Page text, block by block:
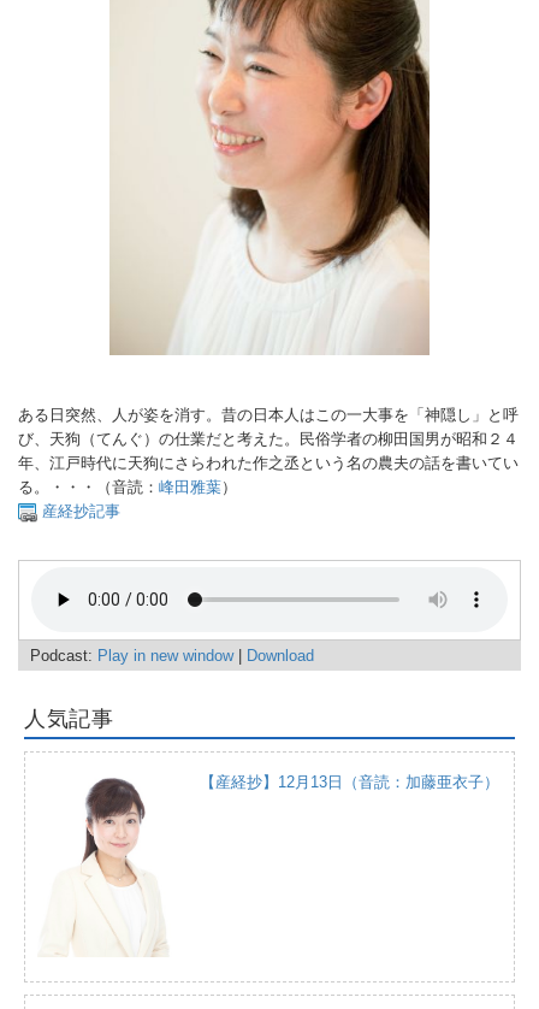
ある日突然、人が姿を消す。昔の日本人はこの一大事を「神隠し」と呼
び、天狗（てんぐ）の仕業だと考えた。民俗学者の柳田国男が昭和２４
年、江戸時代に天狗にさらわれた作之丞という名の農夫の話を書いてい
る。・・・（音読： 峰田雅葉）
産経抄記事
Podcast: Play in new window| Download
人気記事
【産経抄】12月13日（音読：加藤亜衣子）